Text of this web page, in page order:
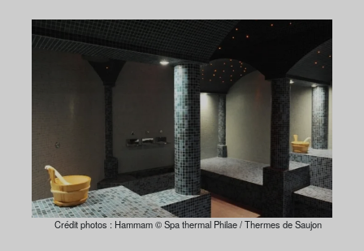
Crédit photos : Hammam © Spa thermal Philae / Thermes de Saujon